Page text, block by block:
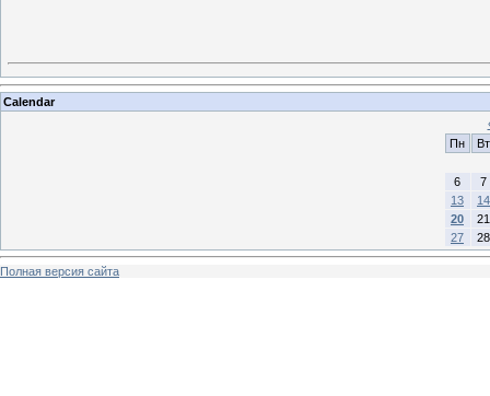
Calendar
Пн
Вт
6
7
13
14
20
21
27
28
Полная версия сайта